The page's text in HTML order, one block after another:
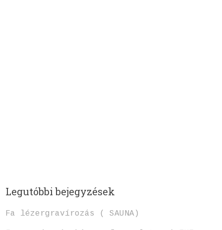
Legutóbbi bejegyzések
Fa lézergravírozás ( SAUNA)